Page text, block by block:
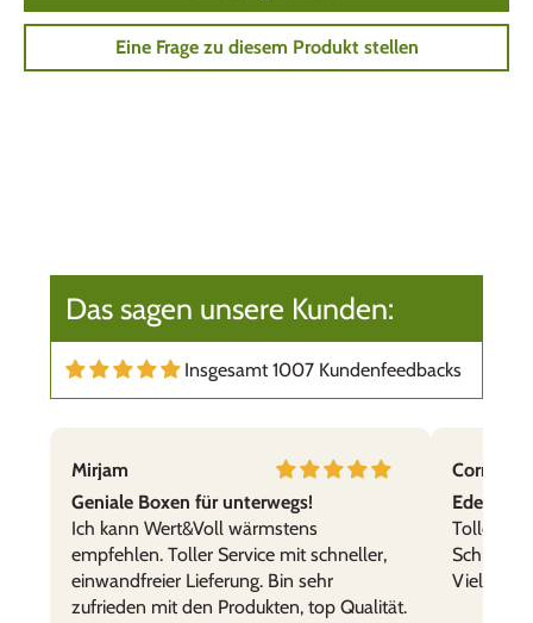
Eine Frage zu diesem Produkt stellen
Das sagen unsere Kunden:
Insgesamt 1007 Kundenfeedbacks
Mirjam
Geniale Boxen für unterwegs!
Ich kann Wert&Voll wärmstens
empfehlen. Toller Service mit schneller,
einwandfreier Lieferung. Bin sehr
zufrieden mit den Produkten, top Qualität.
Cornelia,
Tolle
Schnelle
Vielen